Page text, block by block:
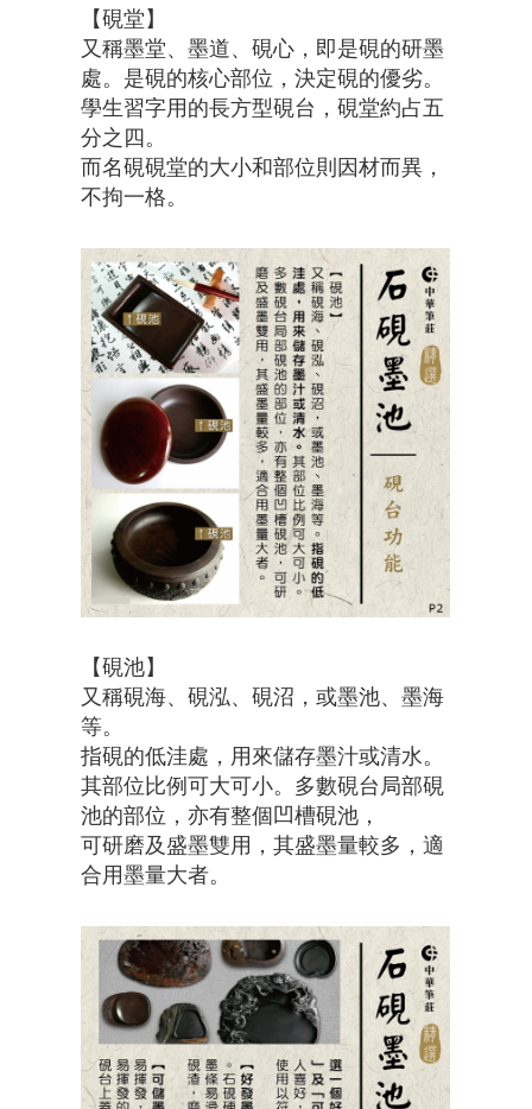
【硯堂】
又稱墨堂、墨道、硯心，即是硯的研墨
處。是硯的核心部位，決定硯的優劣。
學生習字用的長方型硯台，硯堂約占五
分之四。
而名硯硯堂的大小和部位則因材而異，
不拘一格。
【硯池】
又稱硯海、硯泓、硯沼，或墨池、墨海
等。
指硯的低洼處，用來儲存墨汁或清水。
其部位比例可大可小。多數硯台局部硯
池的部位，亦有整個凹槽硯池，
可研磨及盛墨雙用，其盛墨量較多，適
合用墨量大者。